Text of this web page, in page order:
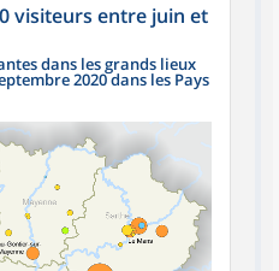
visiteurs entre juin et
dans les grands lieux
2020 dans les Pays